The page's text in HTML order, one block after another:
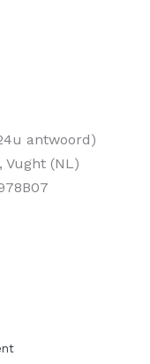
antwoord)
Vught (NL)